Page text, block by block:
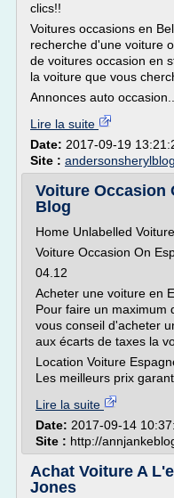
clics!!
Voitures occasions en
recherche d'une voiture
de voitures occasion en
la voiture que vous
Annonces auto occasion...
Lire la suite
Date: 2017-09-19
Site :
Voiture Occasion
Blog
Home Unlabelled
Voiture Occasion On
04.12
Acheter une voiture en
Pour faire un maximum
vous conseil d'acheter
aux écarts de taxes la
Location Voiture
Les meilleurs prix
Lire la suite
Date: 2017-09-14
Site : http://
Achat Voiture A
Jones